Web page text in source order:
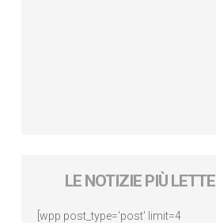
LE NOTIZIE PIÙ LETTE
[wpp post_type='post' limit=4